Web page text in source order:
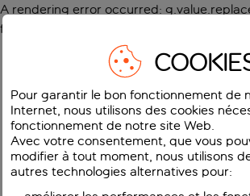
A rendering error occurred:
function
Pour garantir le bon fonctionnement de
Internet, nous utilisons des cookies
fonctionnement de notre site Web.
Avec votre consentement, que vous
modifier à tout moment, nous utilisons
autres technologies alternatives pour: